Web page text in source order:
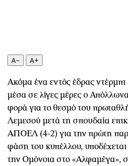
Πολιτισμός
Θέατρο-Χορός
Μουσική
Εικαστικά
Βιβλίο
Χειρόγραφα
A− A+
Ακόμα ένα εντός έδρας ντέρμπι
μέσα σε λίγες μέρες o
φορά για το θεσμό του
Λεμεσού μετά τη σπουδαία
ΑΠΟΕΛ (4-2) για την πρώτη
φάση του κυπέλλου,
την Ομόνοια στο «Αλφαμέγα»,